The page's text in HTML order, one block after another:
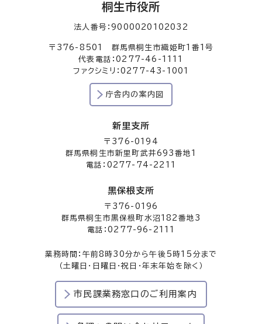
桐生市役所
法人番号：9000020102032
〒376-8501 群馬県桐生市織姫町1番1号
代表電話：0277-46-1111
ファクシミリ：0277-43-1001
庁舎内の案内図
新里支所
〒376-0194
群馬県桐生市新里町武井693番地1
電話：0277-74-2211
黒保根支所
〒376-0196
群馬県桐生市黒保根町水沼182番地3
電話：0277-96-2111
業務時間：午前8時30分から午後5時15分まで
（土曜日・日曜日・祝日・年末年始を除く）
市民課業務窓口のご利用案内